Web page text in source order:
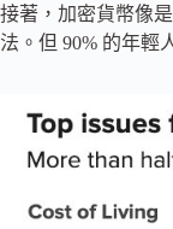
接著，加密貨幣像
法。但 90% 的年輕